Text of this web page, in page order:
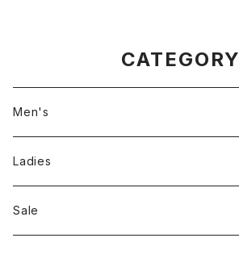
CATEGORY
Men's
Jackson Matisse
ILL180°
Ladies
Unfil
Sale